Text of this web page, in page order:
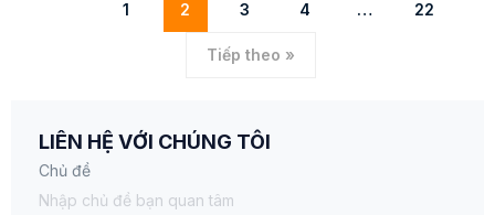
1 2 3 4 … 22
Tiếp theo »
LIÊN HỆ VỚI CHÚNG TÔI
Chủ đề